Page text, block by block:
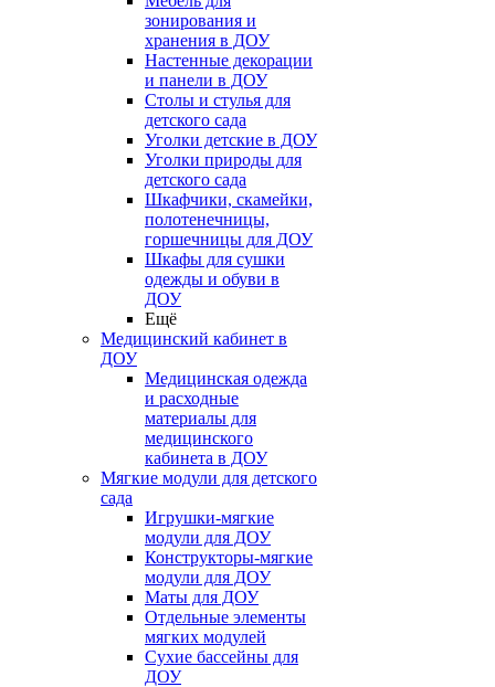
зонирования и
хранения в ДОУ
Настенные декорации
и панели в ДОУ
Столы и стулья для
детского сада
Уголки детские в ДОУ
Уголки природы для
детского сада
Шкафчики, скамейки,
полотенечницы,
горшечницы для ДОУ
Шкафы для сушки
одежды и обуви в
ДОУ
Ещё
Медицинский кабинет в
ДОУ
Медицинская одежда
и расходные
материалы для
медицинского
кабинета в ДОУ
Мягкие модули для детского
сада
Игрушки-мягкие
модули для ДОУ
Конструкторы-мягкие
модули для ДОУ
Маты для ДОУ
Отдельные элементы
мягких модулей
Сухие бассейны для
ДОУ